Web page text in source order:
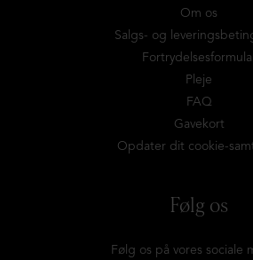
Om os
Salgs- og
Pleje
FAQ
Gavekort
Opdater dit cookie-
Følg os
Følg os på vores sociale